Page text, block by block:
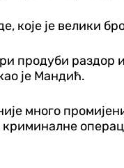
које је велики
продуби
је Мандић.
много